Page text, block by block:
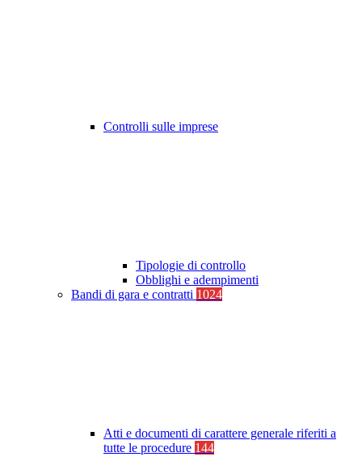
Controlli sulle imprese
Tipologie di controllo
Obblighi e adempimenti
Bandi di gara e contratti 1024
Atti e documenti di carattere generale riferiti a
tutte le procedure 144